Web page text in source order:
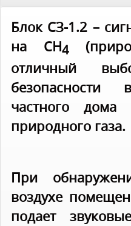
Блок СЗ-1.2 –
на СН4
отличный
частного дома
природного газа.
При
воздухе
подает